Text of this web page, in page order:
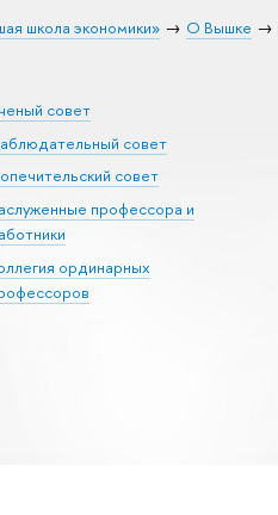
школа экономики» О Вышке
совет
совет
совет
профессора и
ординарных